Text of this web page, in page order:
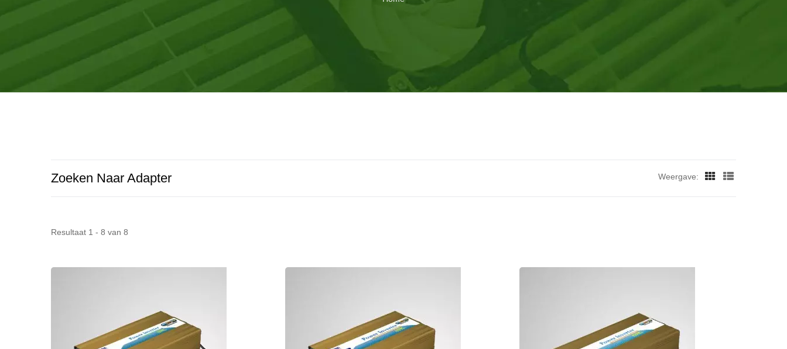
hebben een productiefabriek gebouwd in Guang Dong, China, met 460 werknemers en een maandelijkse productie van minimaal 1,2 miljoen eenheden.
Zoeken Naar Adapter Weergave:
Resultaat 1 - 8 van 8